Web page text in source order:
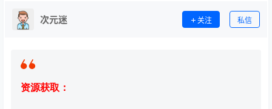
次元迷 关注 私信
资源获取：